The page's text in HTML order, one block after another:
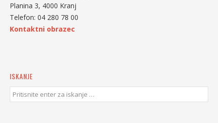
Planina 3, 4000 Kranj
Telefon: 04 280 78 00
Kontaktni obrazec
ISKANJE